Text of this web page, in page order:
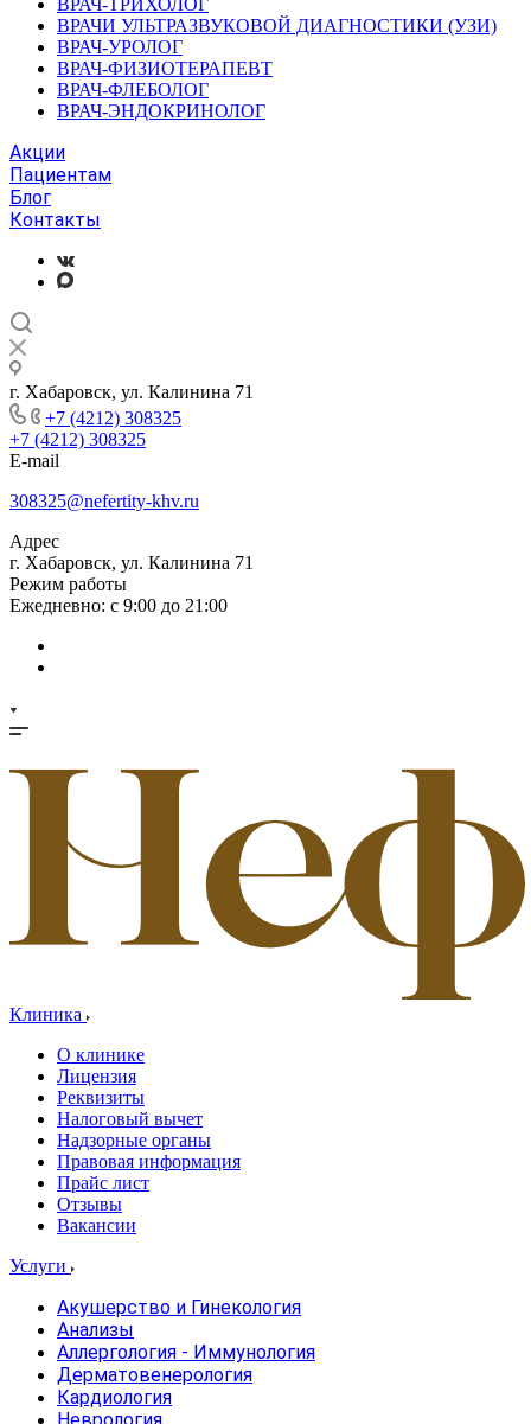
ВРАЧ-ТРИХОЛОГ
ВРАЧИ УЛЬТРАЗВУКОВОЙ ДИАГНОСТИКИ (УЗИ)
ВРАЧ-УРОЛОГ
ВРАЧ-ФИЗИОТЕРАПЕВТ
ВРАЧ-ФЛЕБОЛОГ
ВРАЧ-ЭНДОКРИНОЛОГ
Акции
Пациентам
Блог
Контакты
г. Хабаровск, ул. Калинина 71
+7 (4212) 308325
+7 (4212) 308325
E-mail
308325@nefertity-khv.ru
Адрес
г. Хабаровск, ул. Калинина 71
Режим работы
Ежедневно: с 9:00 до 21:00
Клиника
О клинике
Лицензия
Реквизиты
Налоговый вычет
Надзорные органы
Правовая информация
Прайс лист
Отзывы
Вакансии
Услуги
Акушерство и Гинекология
Анализы
Аллергология - Иммунология
Дерматовенерология
Кардиология